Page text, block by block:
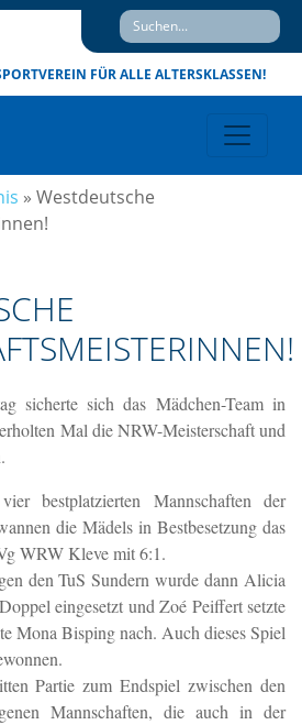
FÜR ALLE ALTERSKLASSEN!
» Westdeutsche
sicherte sich das Mädchen-Team in
Mal die NRW-Meisterschaft und
bestplatzierten Mannschaften der
die Mädels in Bestbesetzung das
WRW Kleve mit 6:1.
den TuS Sundern wurde dann Alicia
eingesetzt und Zoé Peiffert setzte
Mona Bisping nach. Auch dieses Spiel
Partie zum Endspiel zwischen den
Mannschaften, die auch in der